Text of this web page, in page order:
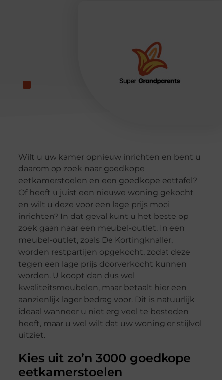
Wilt u uw kamer opnieuw inrichten en bent u
daarom op zoek naar goedkope
eetkamerstoelen en een goedkope eettafel?
Of heeft u juist een nieuwe woning gekocht
en wilt u deze voor een lage prijs mooi
inrichten? In dat geval kunt u het beste op
zoek gaan naar een meubel-outlet. In een
meubel-outlet, zoals De Kortingknaller,
worden restpartijen opgekocht, zodat deze
tegen een lage prijs doorverkocht kunnen
worden. U koopt dan dus wel
kwaliteitsmeubelen, maar betaalt hier een
aanzienlijk lager bedrag voor. Dit is natuurlijk
ideaal wanneer u niet erg veel te besteden
heeft, maar u wel wilt dat uw woning er stijlvol
uitziet.
Kies uit zo’n 3000 goedkope
eetkamerstoelen